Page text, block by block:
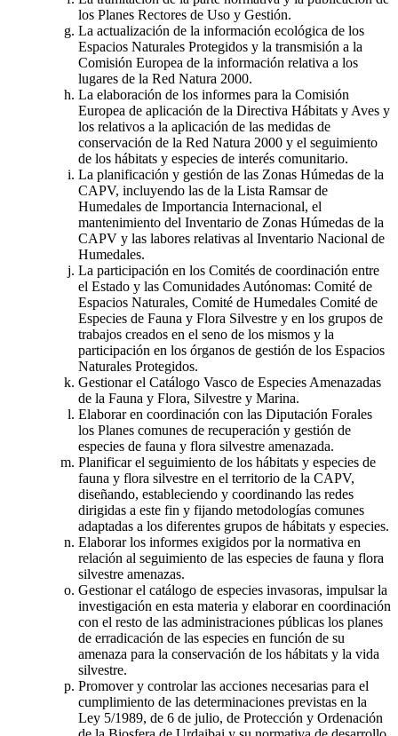
los Planes Rectores de Uso y Gestión.
La actualización de la información ecológica de los
Espacios Naturales Protegidos y la transmisión a la
Comisión Europea de la información relativa a los
lugares de la Red Natura 2000.
La elaboración de los informes para la Comisión
Europea de aplicación de la Directiva Hábitats y Aves y
los relativos a la aplicación de las medidas de
conservación de la Red Natura 2000 y el seguimiento
de los hábitats y especies de interés comunitario.
La planificación y gestión de las Zonas Húmedas de la
CAPV, incluyendo las de la Lista Ramsar de
Humedales de Importancia Internacional, el
mantenimiento del Inventario de Zonas Húmedas de la
CAPV y las labores relativas al Inventario Nacional de
Humedales.
La participación en los Comités de coordinación entre
el Estado y las Comunidades Autónomas: Comité de
Espacios Naturales, Comité de Humedales Comité de
Especies de Fauna y Flora Silvestre y en los grupos de
trabajos creados en el seno de los mismos y la
participación en los órganos de gestión de los Espacios
Naturales Protegidos.
Gestionar el Catálogo Vasco de Especies Amenazadas
de la Fauna y Flora, Silvestre y Marina.
Elaborar en coordinación con las Diputación Forales
los Planes comunes de recuperación y gestión de
especies de fauna y flora silvestre amenazada.
Planificar el seguimiento de los hábitats y especies de
fauna y flora silvestre en el territorio de la CAPV,
diseñando, estableciendo y coordinando las redes
dirigidas a este fin y fijando metodologías comunes
adaptadas a los diferentes grupos de hábitats y especies.
Elaborar los informes exigidos por la normativa en
relación al seguimiento de las especies de fauna y flora
silvestre amenazas.
Gestionar el catálogo de especies invasoras, impulsar la
investigación en esta materia y elaborar en coordinación
con el resto de las administraciones públicas los planes
de erradicación de las especies en función de su
amenaza para la conservación de los hábitats y la vida
silvestre.
Promover y controlar las acciones necesarias para el
cumplimiento de las determinaciones previstas en la
Ley 5/1989, de 6 de julio, de Protección y Ordenación